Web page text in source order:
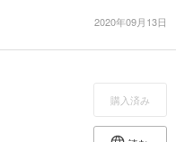
2020年09月13日
購入済み